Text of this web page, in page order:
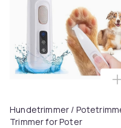
Hundetrimmer /
Trimmer for Poter